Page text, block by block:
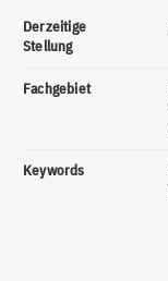
Derzeitige
Stellung
Fachgebiet
Keywords